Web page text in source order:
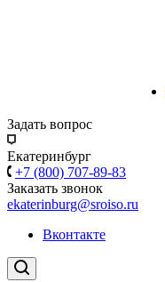
Задать вопрос
Екатеринбург
+7 (800) 707-89-83
Заказать звонок
ekaterinburg@sroiso.ru
Вконтакте